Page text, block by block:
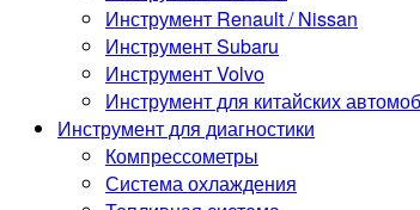
Инструмент Renault / Nissan
Инструмент Subaru
Инструмент Volvo
Инструмент для китайских
Инструмент для диагностики
Компрессометры
Система охлаждения